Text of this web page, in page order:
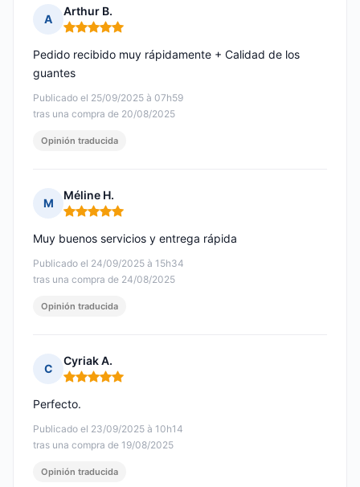
A
Arthur B.
Nota: 5 de 5
Publicado el 25/09/2025 à 07h59
tras una compra de 20/08/2025
Pedido recibido muy rápidamente + Calidad de los
guantes
Opinión traducida
M
Méline H.
Nota: 5 de 5
Publicado el 24/09/2025 à 15h34
tras una compra de 24/08/2025
Muy buenos servicios y entrega rápida
Opinión traducida
C
Cyriak A.
Nota: 5 de 5
Publicado el 23/09/2025 à 10h14
tras una compra de 19/08/2025
Perfecto.
Opinión traducida